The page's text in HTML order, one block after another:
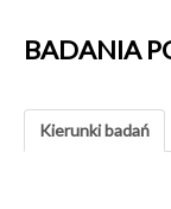
BADANIA
Kierunki badań